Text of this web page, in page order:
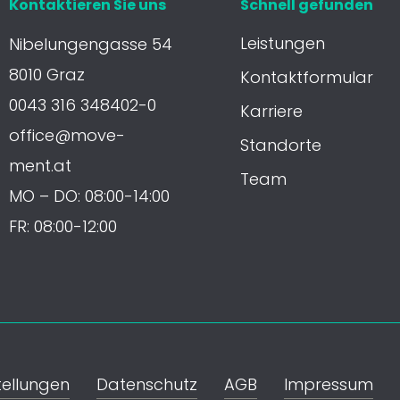
Kontaktieren Sie uns
Nibelungengasse 54
8010 Graz
0043 316 348402-0
office@move-
ment.at
MO – DO: 08:00-14:00
FR: 08:00-12:00
Schnell gefunden
Leis­tun­gen
Kon­takt­for­mu­lar
Karriere
Standorte
Team
Daten­schutz AGB Impressum